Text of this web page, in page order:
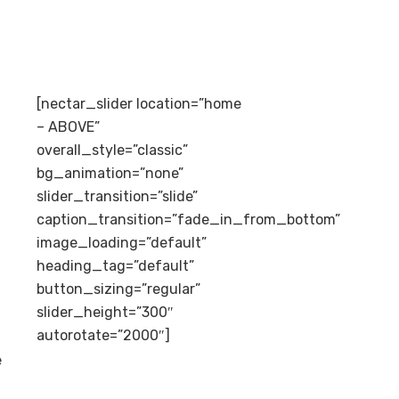
[nectar_slider location=”home
– ABOVE”
overall_style=”classic”
bg_animation=”none”
slider_transition=”slide”
caption_transition=”fade_in_from_bottom”
image_loading=”default”
heading_tag=”default”
button_sizing=”regular”
slider_height=”300″
autorotate=”2000″]